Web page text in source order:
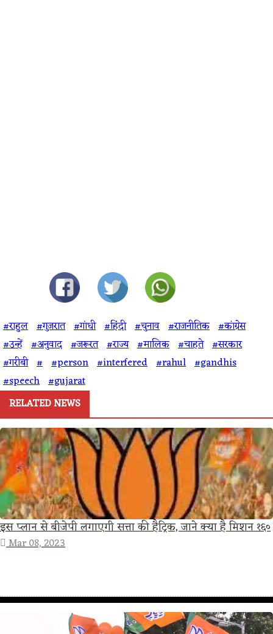
#राहुल #गुजरात #गांधी #हिंदी #चुनाव #राजनीतिक #कांग्रेस
#उन्हें #अनुवाद #जरूरत #राज्य #मालिक #चाहते #सरकार
#गरीबी # #person #interfered #rahul #gandhis
#speech #gujarat
RELATED NEWS
इस प्लान से बीजेपी लगाएगी सत्ता की हैट्रिक, जाने क्या है मिशन १६०
Mar 08, 2023